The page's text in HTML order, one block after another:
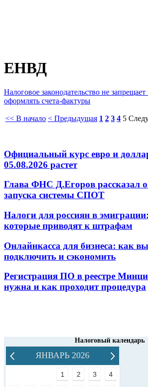
ЕНВД
Налоговое законодательство не
оформлять счета-фактуры
<< В начало < Предыдущая 1 2 3 4 5
Официальный курс евро и
05.08.2026 растет
Глава ФНС Д.Егоров рассказал
запуска системы СПОТ
Налоги для россиян в
которые приводят к штрафам
Онлайнкасса для бизнеса: как
подключить и сэкономить
Регистрация ПО в реестре
нужна и как проходит процедура
Налоговый календарь
ЯНВАРЬ 2026
1 2 3 4